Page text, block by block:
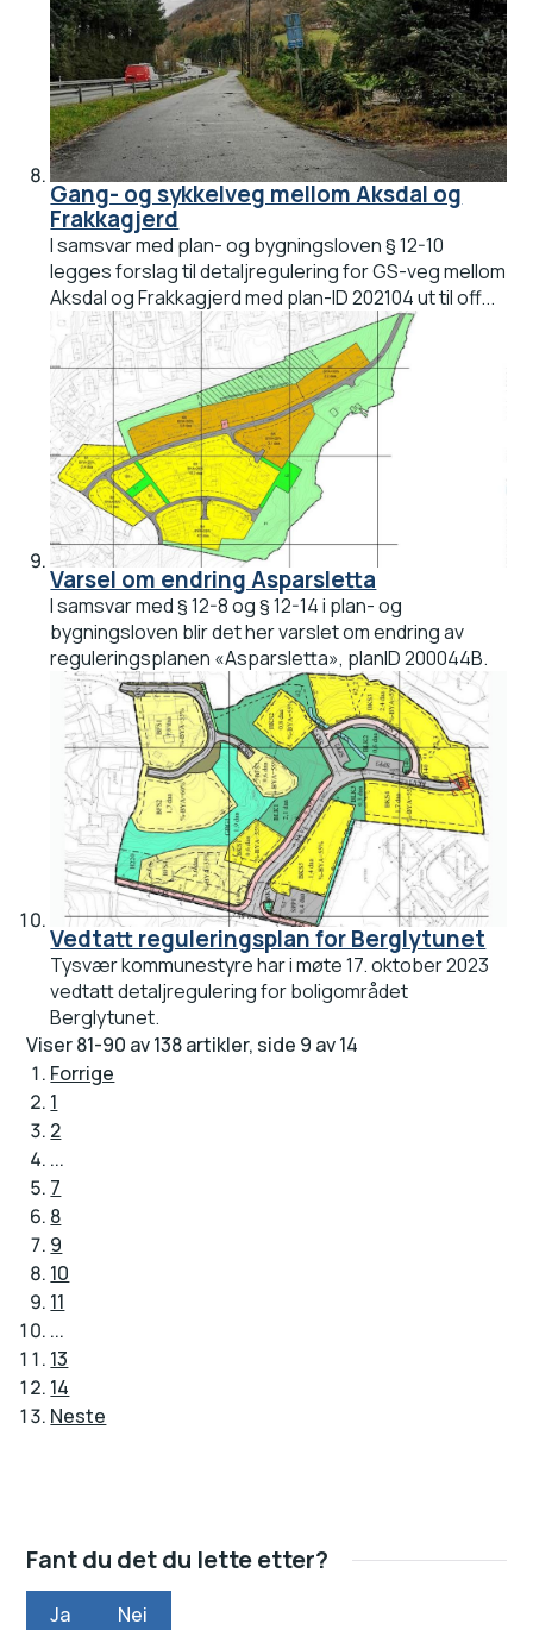
Gang- og sykkelveg mellom Aksdal og
Frakkagjerd
I samsvar med plan- og bygningsloven § 12-10
legges forslag til detaljregulering for GS-veg mellom
Aksdal og Frakkagjerd med plan-ID 202104 ut til off...
Varsel om endring Asparsletta
I samsvar med § 12-8 og § 12-14 i plan- og
bygningsloven blir det her varslet om endring av
reguleringsplanen «Asparsletta», planID 200044B.
Vedtatt reguleringsplan for Berglytunet
Tysvær kommunestyre har i møte 17. oktober 2023
vedtatt detaljregulering for boligområdet
Berglytunet.
Viser81-90 av138artikler, side 9 av14
Forrige
1
2
...
7
8
9
10
11
...
13
14
Neste
Fant du det du lette etter?
Ja Nei